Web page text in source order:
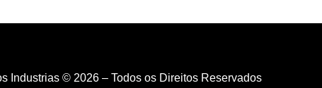
Industrias © 2026 – Todos os Direitos Reservados